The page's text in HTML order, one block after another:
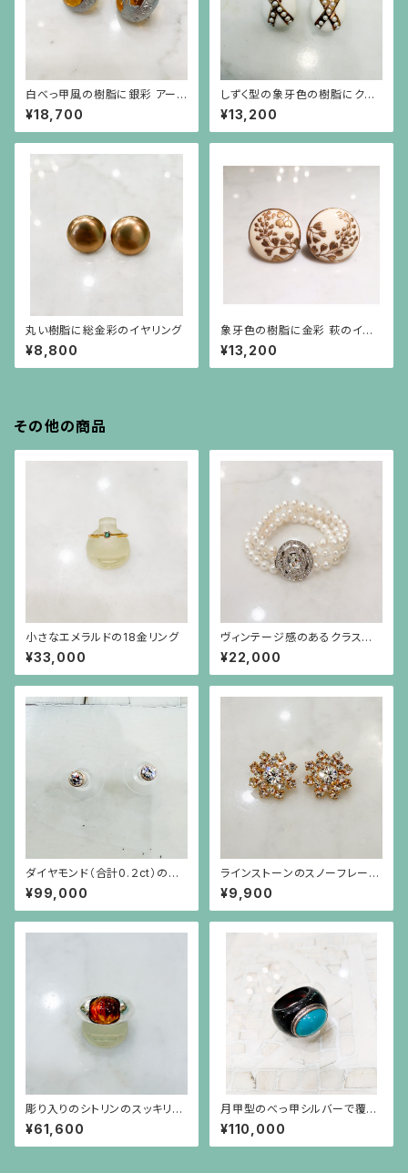
白べっ甲風の樹脂に銀彩 アー
カンサス模様と山羊のモチーフ
のイヤリング
¥18,700
しずく型の象牙色の樹脂にクロ
スの金彩、イミテーションパール
のイヤリング
¥13,200
丸い樹脂に総金彩のイヤリング
¥8,800
象牙色の樹脂に金彩 萩のイヤ
リング
¥13,200
その他の商品
小さなエメラルドの18金リング
¥33,000
ヴィンテージ感のあるクラスプ
（銀色）のパール3連ブレスレット
¥22,000
ダイヤモンド（合計0.２ct）のシ
ンプルな18金枠ピアス（18金ポ
スト）
¥99,000
ラインストーンのスノーフレーク
のような金色ピアス（チタンポス
ト）
¥9,900
彫り入りのシトリンのスッキリと
したシルバー台のリング
¥61,600
月甲型のべっ甲シルバーで覆輪
したトルコ石のボリュームリング
（15～16号の方用）
¥110,000